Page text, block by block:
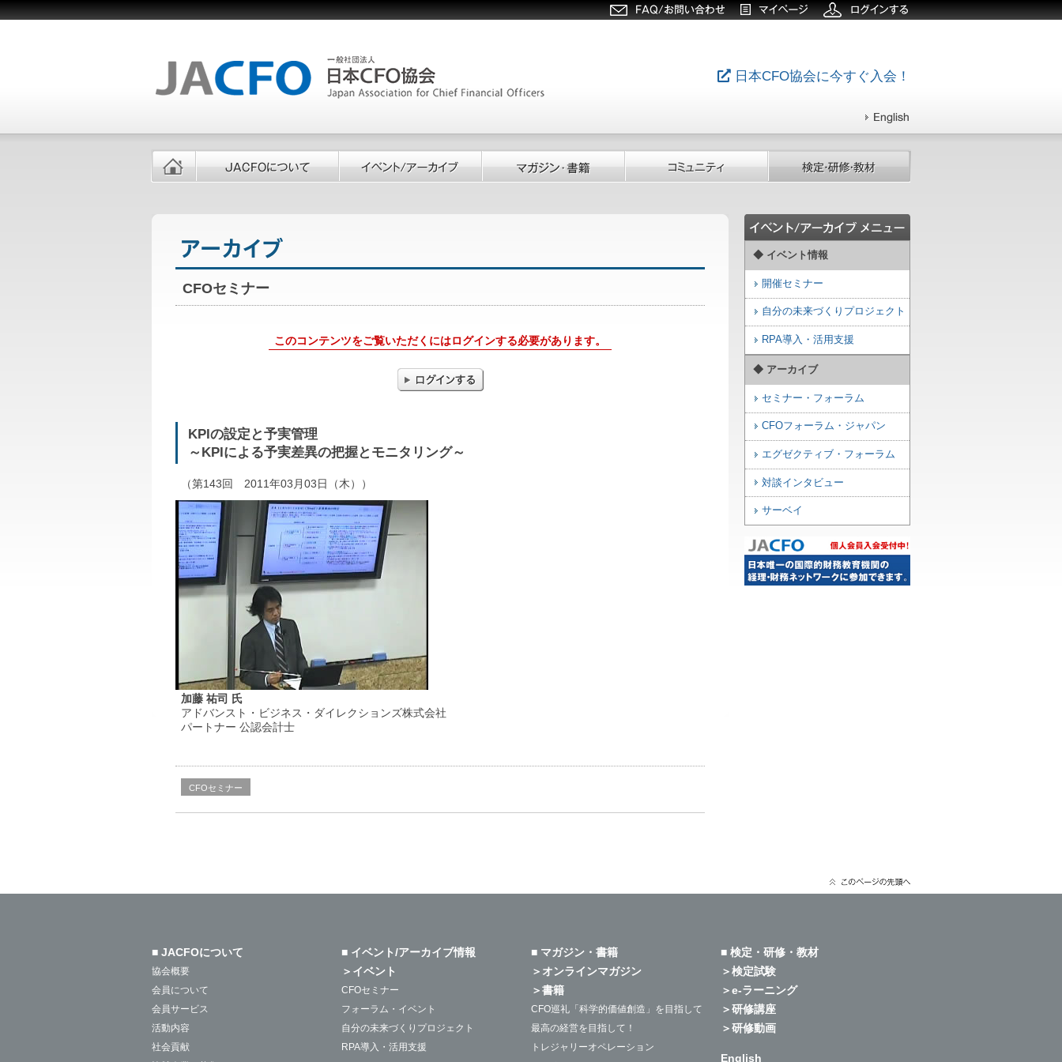
日本CFO協会に今すぐ入会！
CFOセミナー
このコンテンツをご覧いただくにはログインする必要があります。
KPIの設定と予実管理
～KPIによる予実差異の把握とモニタリング～
（第143回 2011年03月03日（木））
加藤 祐司 氏
アドバンスト・ビジネス・ダイレクションズ株式会社
パートナー 公認会計士
CFOセミナー
◆ イベント情報
開催セミナー
自分の未来づくりプロジェクト
RPA導入・活用支援
◆ アーカイブ
セミナー・フォーラム
CFOフォーラム・ジャパン
エグゼクティブ・フォーラム
対談インタビュー
サーベイ
■ JACFOについて
協会概要
会員について
会員サービス
活動内容
社会貢献
■ イベント/アーカイブ情報
＞イベント
CFOセミナー
フォーラム・イベント
自分の未来づくりプロジェクト
RPA導入・活用支援
■ マガジン・書籍
＞オンラインマガジン
＞書籍
CFO巡礼「科学的価値創造」を目指して
最高の経営を目指して！
トレジャリーオペレーション
■ 検定・研修・教材
＞検定試験
＞e-ラーニング
＞研修講座
＞研修動画
English